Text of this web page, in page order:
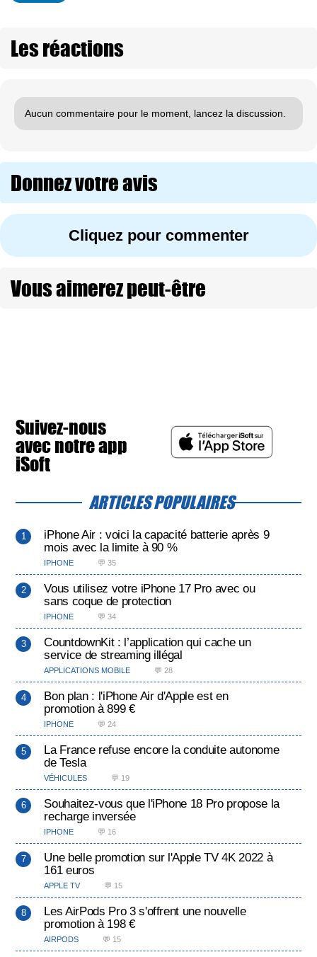
Les réactions
Aucun commentaire pour le moment, lancez la discussion.
Donnez votre avis
Cliquez pour commenter
Vous aimerez peut-être
Suivez-nous
avec notre app
iSoft
ARTICLES POPULAIRES
iPhone Air : voici la capacité batterie après 9
mois avec la limite à 90 %
IPHONE 💬 35
Vous utilisez votre iPhone 17 Pro avec ou
sans coque de protection
IPHONE 💬 34
CountdownKit : l’application qui cache un
service de streaming illégal
APPLICATIONS MOBILE 💬 28
Bon plan : l'iPhone Air d'Apple est en
promotion à 899 €
IPHONE 💬 24
La France refuse encore la conduite autonome
de Tesla
VÉHICULES 💬 19
Souhaitez-vous que l'iPhone 18 Pro propose la
recharge inversée
IPHONE 💬 16
Une belle promotion sur l'Apple TV 4K 2022 à
161 euros
APPLE TV 💬 15
Les AirPods Pro 3 s'offrent une nouvelle
promotion à 198 €
AIRPODS 💬 15